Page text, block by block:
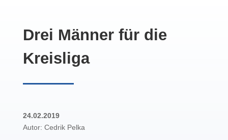
Drei Männer für die
Kreisliga
24.02.2019
Autor: Cedrik Pelka